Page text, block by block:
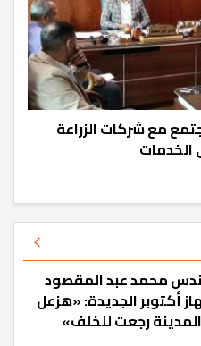
مع شركات الزراعة
الخدمات
محمد عبد المقصود
أكتوبر الجديدة: «هزعل
رجعت للخلف»